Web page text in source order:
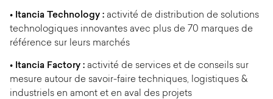
• Itancia Technology : activité de distribution de solutions
technologiques innovantes avec plus de 70 marques de
référence sur leurs marchés
• Itancia Factory : activité de services et de conseils sur
mesure autour de savoir-faire techniques, logistiques &
industriels en amont et en aval des projets